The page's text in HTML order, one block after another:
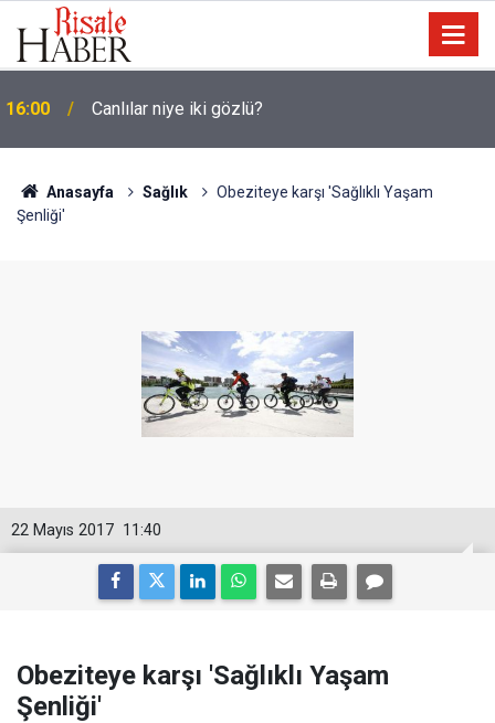
15:35 Sosyal medya, derslerde başarısızlığa yol açıyor
Anasayfa Sağlık
Obeziteye karşı 'Sağlıklı Yaşam
Şenliği'
11:40
22 Mayıs 2017
Obeziteye karşı 'Sağlıklı Yaşam
Şenliği'